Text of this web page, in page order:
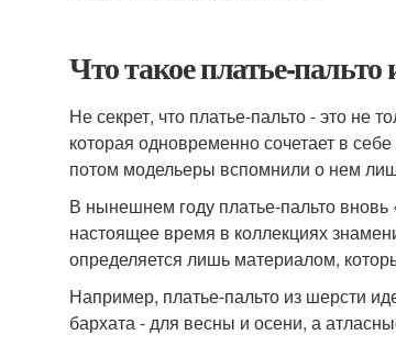
Что такое платье-
Не секрет, что платье-пальто - это не
которая одновременно сочетает в
потом модельеры вспомнили о нем
В нынешнем году платье-пальто
настоящее время в коллекциях
определяется лишь материалом,
Например, платье-пальто из шерсти
бархата - для весны и осени, а